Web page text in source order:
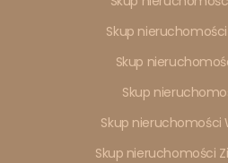
Skup
Skup
Skup
Skup nieruchomości
Skup nieruchomości